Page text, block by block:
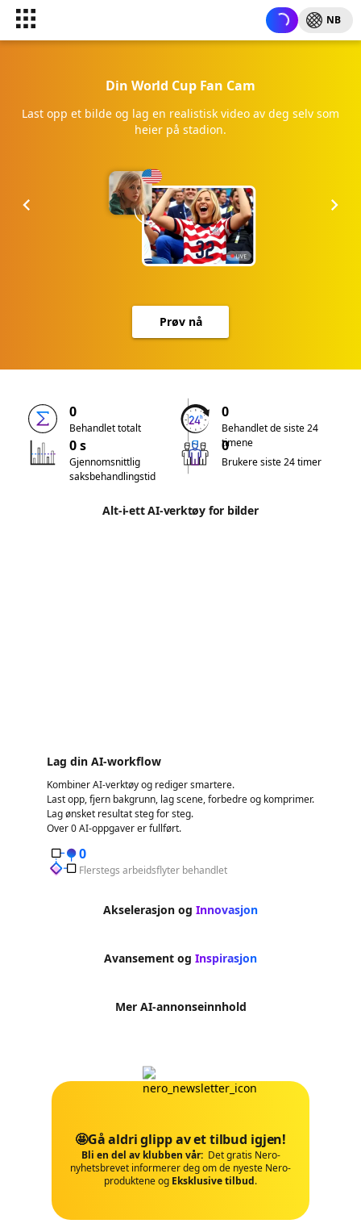
NB
Din World Cup Fan Cam
Last opp et bilde og lag en realistisk video av deg selv som
heier på stadion.
Prøv nå
0
Behandlet totalt
0
Behandlet de siste 24
timene
0 s
Gjennomsnittlig
saksbehandlingstid
0
Brukere siste 24 timer
Alt-i-ett AI-verktøy for bilder
Lag din AI-workflow
Kombiner AI-verktøy og rediger smartere.
Last opp, fjern bakgrunn, lag scene, forbedre og komprimer.
Lag ønsket resultat steg for steg.
Over 0 AI-oppgaver er fullført.
0
Flerstegs arbeidsflyter behandlet
Akselerasjon og Innovasjon
Avansement og Inspirasjon
Mer AI-annonseinnhold
🤩Gå aldri glipp av et tilbud igjen!
Bli en del av klubben vår: Det gratis Nero-
nyhetsbrevet informerer deg om de nyeste Nero-
produktene og Eksklusive tilbud.